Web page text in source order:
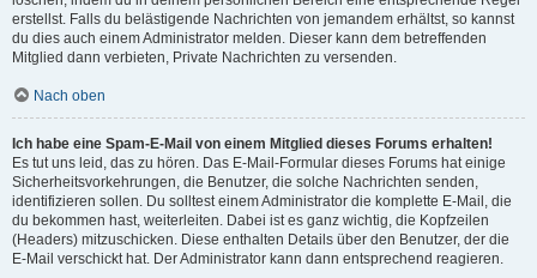
erstellst. Falls du belästigende Nachrichten von jemandem erhältst, so kannst
du dies auch einem Administrator melden. Dieser kann dem betreffenden
Mitglied dann verbieten, Private Nachrichten zu versenden.
Nach oben
Ich habe eine Spam-E-Mail von einem Mitglied dieses Forums erhalten!
Es tut uns leid, das zu hören. Das E-Mail-Formular dieses Forums hat einige
Sicherheitsvorkehrungen, die Benutzer, die solche Nachrichten senden,
identifizieren sollen. Du solltest einem Administrator die komplette E-Mail, die
du bekommen hast, weiterleiten. Dabei ist es ganz wichtig, die Kopfzeilen
(Headers) mitzuschicken. Diese enthalten Details über den Benutzer, der die
E-Mail verschickt hat. Der Administrator kann dann entsprechend reagieren.